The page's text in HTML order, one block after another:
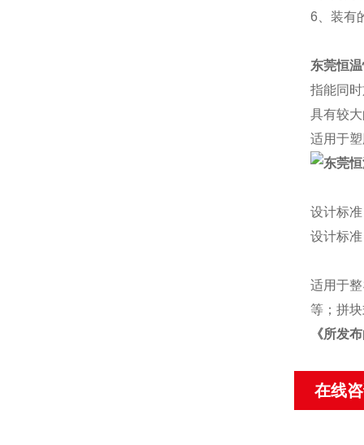
6、装有
东莞恒
指能同
具有较
适用于
设计标准
设计标
适用于
等；拼
《所发
在线